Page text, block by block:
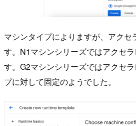
マシンタイプによりますが、アクセ
す。N1マシンシリーズではアクセ
す。G2マシンシリーズではアクセ
プに対して固定のようでした。